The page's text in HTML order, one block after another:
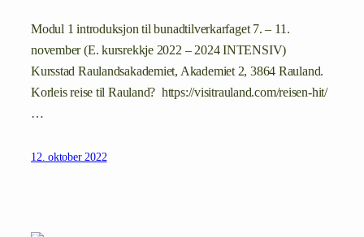
Modul 1 introduksjon til bunadtilverkarfaget 7. – 11.
november (E. kursrekkje 2022 – 2024 INTENSIV)
Kursstad Raulandsakademiet, Akademiet 2, 3864 Rauland.
Korleis reise til Rauland? https://visitrauland.com/reisen-hit/
…
12. oktober 2022